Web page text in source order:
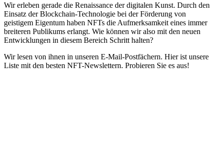
Wir erleben gerade die Renaissance der digitalen Kunst. Durch den
Einsatz der Blockchain-Technologie bei der Förderung von
geistigem Eigentum haben NFTs die Aufmerksamkeit eines immer
breiteren Publikums erlangt. Wie können wir also mit den neuen
Entwicklungen in diesem Bereich Schritt halten?
Wir lesen von ihnen in unseren E-Mail-Postfächern. Hier ist unsere
Liste mit den besten NFT-Newslettern. Probieren Sie es aus!